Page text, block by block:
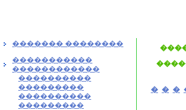
������� ��������
�����������
������������
����������
���������
����������
���������
� � �